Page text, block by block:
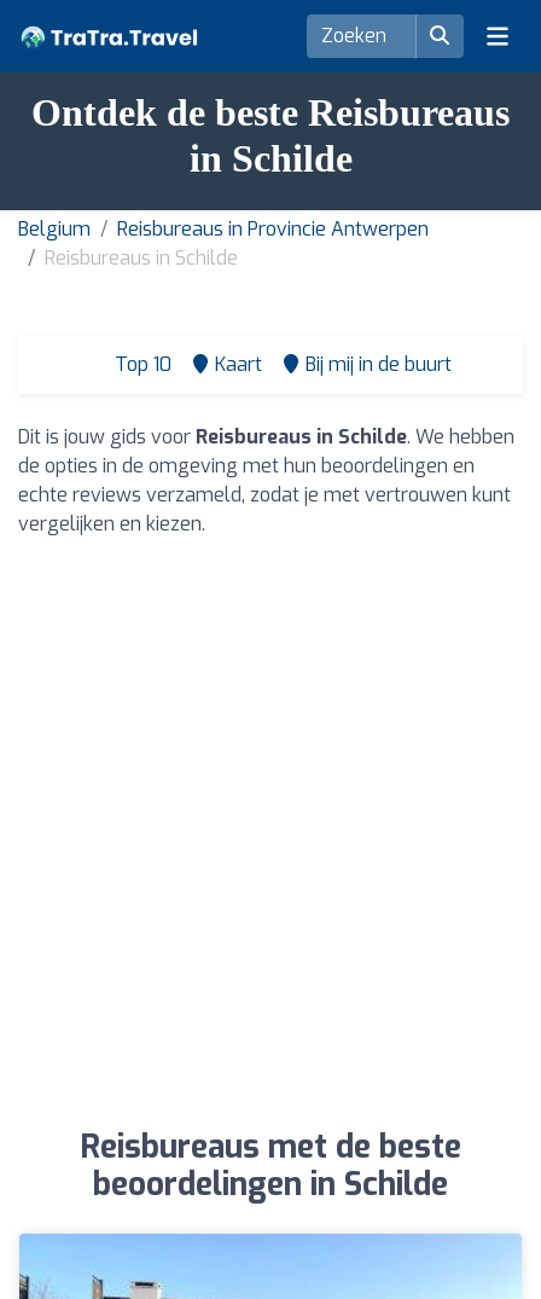
Ontdek de beste Reisbureaus
in Schilde
Belgium
Reisbureaus in Provincie Antwerpen
Reisbureaus in Schilde
Top 10 Kaart Bij mij in de buurt
Dit is jouw gids voor Reisbureaus in Schilde. We hebben
de opties in de omgeving met hun beoordelingen en
echte reviews verzameld, zodat je met vertrouwen kunt
vergelijken en kiezen.
Reisbureaus met de beste
beoordelingen in Schilde